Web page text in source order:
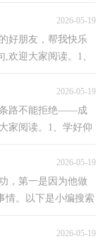
2026-05-19
好朋友，帮我快乐
欢迎大家阅读。1、
2026-05-19
路不能拒绝——成
家阅读。1、学好仰
2026-05-19
第一是因为他做
情。以下是小编搜索
2026-05-19